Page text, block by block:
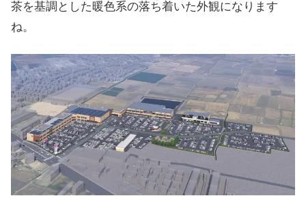
茶を基調とした暖色系の落ち着いた外観になります
ね。